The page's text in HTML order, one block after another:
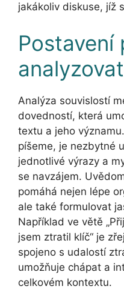
jakákoliv diskuse, jíž
Postavení
Analýza souvislostí
dovedností, která
textu a jeho
píšeme, je nezbytné
jednotlivé výrazy a
se navzájem.
pomáhá nejen lépe
ale také formulovat
Například ve větě
jsem ztratil klíč“ je
spojeno s udalostí
umožňuje chápat a
celkovém kontextu.